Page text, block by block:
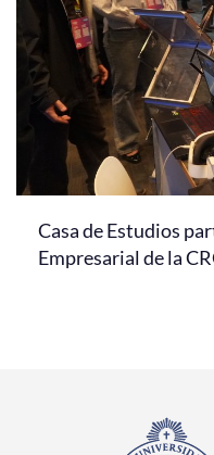
Casa de Estudios
Empresarial de la